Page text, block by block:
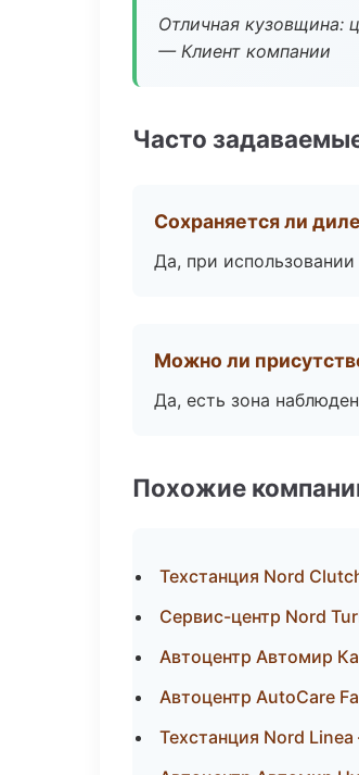
Отличная кузовщина:
— Клиент компании
Часто
Сохраняется ли
Да, при
Можно ли
Да, есть зона
Похожие
Техстанция Nord
Сервис-центр Nord
Автоцентр Автомир
Автоцентр AutoCare
Техстанция Nord